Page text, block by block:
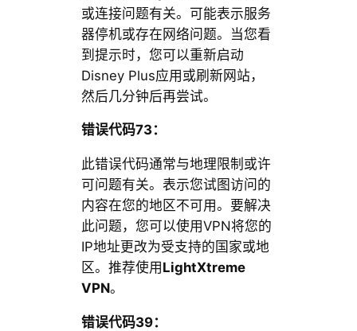
或连接问题有关。可能表示服务
器停机或存在网络问题。当您看
到提示时，您可以重新启动
Disney Plus应用或刷新网站，
然后几分钟后再尝试。
错误代码73：
此错误代码通常与地理限制或许
可问题有关。表示您试图访问的
内容在您的地区不可用。要解决
此问题，您可以使用VPN将您的
IP地址更改为受支持的国家或地
区。推荐使用 LightXtreme
VPN。
错误代码39：